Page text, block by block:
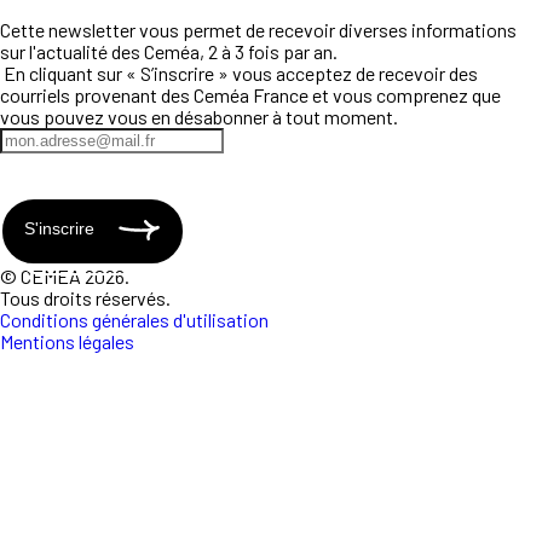
Cette newsletter vous permet de recevoir diverses informations
sur l'actualité des Ceméa, 2 à 3 fois par an.
En cliquant sur « S’inscrire » vous acceptez de recevoir des
courriels provenant des Ceméa France et vous comprenez que
vous pouvez vous en désabonner à tout moment.
S'inscrire
© CEMEA 2026.
Tous droits réservés.
Conditions générales d'utilisation
Mentions légales